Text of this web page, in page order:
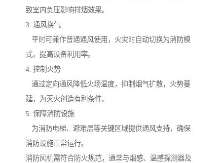
致室内负压影响排烟效果。
3. 通风换气
平时可兼作普通通风使用，火灾时自动切换为消防模
式，提高设备利用率。
4. 控制火势
通过定向通风降低火场温度，抑制烟气扩散，火势蔓
延，为灭火创造有利条件。
5. 保障消防设施
为消防电梯、避难层等关键区域提供通风支持，确保
消防设施正常运行。
消防风机需符合防火规范，通常与烟感、温感探测器及